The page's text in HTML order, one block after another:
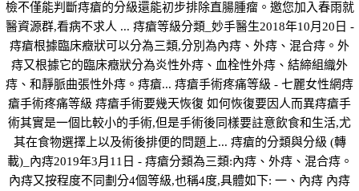
檢不僅能判斷痔瘡的分級還能初步排除直腸腫瘤。邀您加入春雨就
醫資源群,看病不求人 ... 痔瘡等級分類_妙手醫生2018年10月20日 -
痔瘡根據臨床癥狀可以分為三類,分別為內痔、外痔、混合痔。外
痔又根據它的臨床癥狀分為炎性外痔、血栓性外痔、結締組織外
痔、和靜脈曲張性外痔。痔瘡... 痔瘡手術疼痛等級 - 七麗女性網痔
瘡手術疼痛等級 痔瘡手術要幾天恢復 如何恢復要因人而異痔瘡手
術其實是一個比較小的手術,但是手術後同樣要註意飲食和生活,尤
其在食物選擇上以及術後排便的問題上... 痔瘡的分類與分級 (轉
載)_內痔2019年3月11日 - 痔瘡分類為三類:內痔、外痔、混合痔。
內痔又按程度不同劃分4個等級,也稱4度,具體如下: 一、內痔 內痔